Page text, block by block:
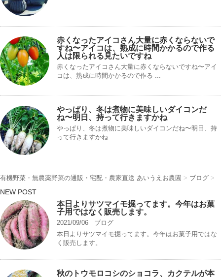
赤くなったアイコさん大量に赤くならないで
すね〜アイコは、熟成に時間かかるので作る
人は限られる見たいですね
赤くなったアイコさん大量に赤くならないですね〜アイ
コは、熟成に時間かかるので作る ...
やっぱり、冬は煮物に美味しいダイコンだ
ね〜明日、持って行きますかね
やっぱり、冬は煮物に美味しいダイコンだね〜明日、持
って行きますかね
有機野菜・無農薬野菜の通販・宅配・農家直送 あいうえお農園 > ブログ >
NEW POST
本日よりサツマイモ掘ってます。今年はお菓
子用ではなく販売します。
2021/09/06
ブログ
本日よりサツマイモ掘ってます。今年はお菓子用ではな
く販売します。
秋のトウモロコシのショコラ、カクテルが本